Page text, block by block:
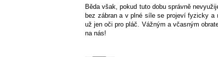
Běda však, pokud tuto dobu správně
bez zábran a v plné síle se projeví fyzicky a
už jen oči pro pláč. Vážným a včasným
na nás!